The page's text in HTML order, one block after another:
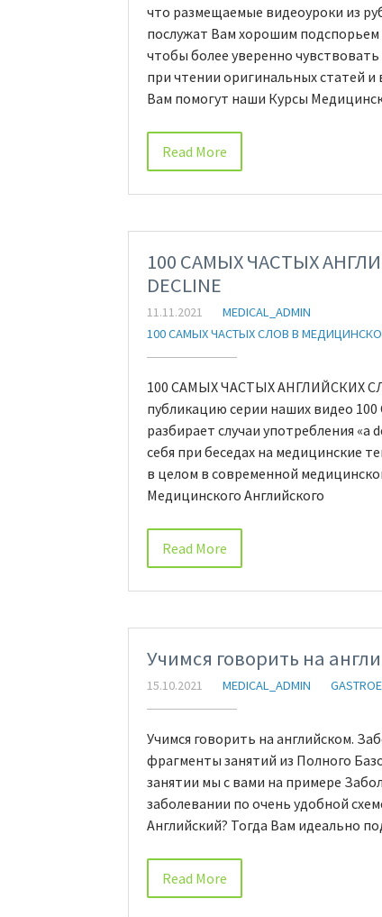
что размещаемые видеоуроки из
послужат Вам хорошим подспорьем
чтобы более уверенно
при чтении оригинальных статей
Вам помогут наши Курсы
Read More
100 САМЫХ ЧАСТЫХ
DECLINE
11.11.2021
MEDICAL_ADMIN
100 САМЫХ ЧАСТЫХ СЛОВ В
100 САМЫХ ЧАСТЫХ АНГЛИЙСКИХ
публикацию серии наших видео
разбирает случаи употребления
себя при беседах на медицинские
в целом в современной
Медицинского Английского
Read More
Учимся говорить на
15.10.2021 MEDICAL_ADMIN
Учимся говорить на английском.
фрагменты занятий из Полного
занятии мы с вами на примере
заболевании по очень удобной
Английский? Тогда Вам идеально
Read More